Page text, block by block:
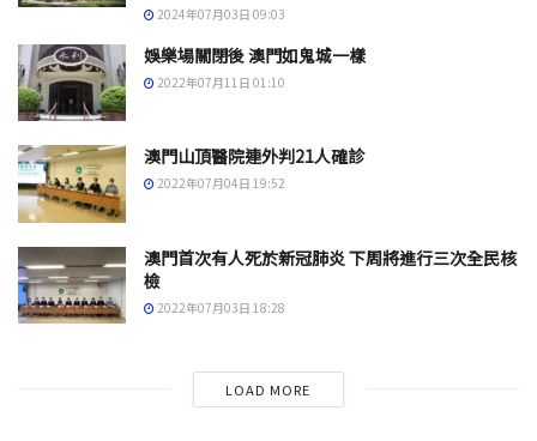
2024年07月03日 09:03
娛樂場關閉後 澳門如鬼城一樣
2022年07月11日 01:10
澳門山頂醫院連外判21人確診
2022年07月04日 19:52
澳門首次有人死於新冠肺炎 下周將進行三次全民核
檢
2022年07月03日 18:28
LOAD MORE